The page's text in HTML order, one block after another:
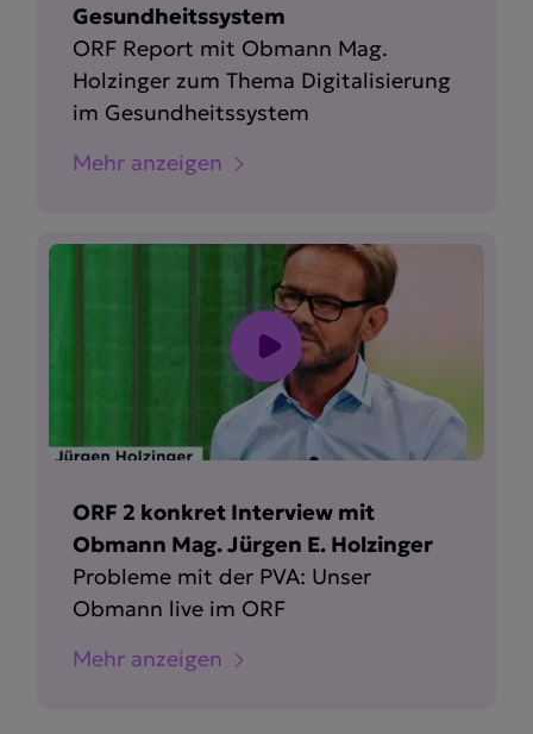
Gesundheitssystem
ORF Report mit Obmann Mag.
Holzinger zum Thema Digita­li­sierung
im Gesund­heits­system
Mehr anzeigen
ORF 2 konkret Interview mit
Obmann Mag. Jürgen E. Holzinger
Probleme mit der PVA: Unser
Obmann live im ORF
Mehr anzeigen